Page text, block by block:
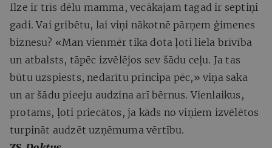
Ilze ir trīs dēlu mamma, vecākajam tagad ir septiņi
gadi. Vai gribētu, lai viņi nākotnē pārņem ģimenes
biznesu? «Man vienmēr tika dota ļoti liela brīvība
un atbalsts, tāpēc izvēlējos sev šādu ceļu. Ja tas
būtu uzspiests, nedarītu principa pēc,» viņa saka
un ar šādu pieeju audzina arī bērnus. Vienlaikus,
protams, ļoti priecātos, ja kāds no viņiem izvēlētos
turpināt audzēt uzņēmuma vērtību.